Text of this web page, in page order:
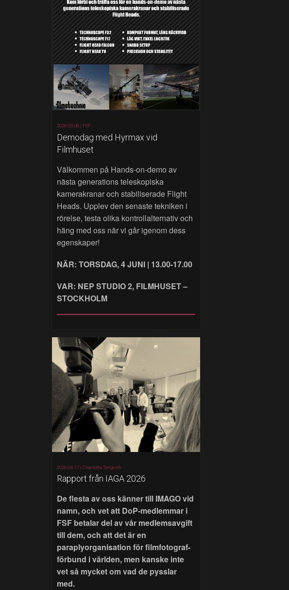
2026-05-06 | FSF
Demodag med Hyrmax vid
Filmhuset
Välkommen på Hands‑on‑demo av
nästa generations teleskopiska
kamerakranar och stabiliserade Flight
Heads. Upplev den senaste tekniken i
rörelse, testa olika kontrollalternativ och
häng med oss när vi går igenom dess
egenskaper!
NÄR: TORSDAG, 4 JUNI | 13.00-17.00
VAR: NEP STUDIO 2, FILMHUSET –
STOCKHOLM
2026-04-17 |Charlotta Tengroth
Rapport från IAGA 2026
De flesta av oss känner till IMAGO vid
namn, och vet att DoP-medlemmar i
FSF betalar del av vår medlemsavgift
till dem, och att det är en
paraplyorganisation för filmfotograf-
förbund i världen, men kanske inte
vet så mycket om vad de pysslar
med.